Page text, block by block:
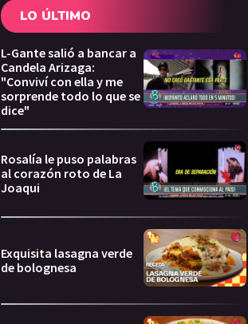
LO ÚLTIMO
L-Gante salió a bancar a
Candela Arizaga:
"Conviví con ella y me
sorprende todo lo que se
dice"
Rosalía le puso palabras
al corazón roto de La
Joaqui
Exquisita lasagna verde
de bolognesa